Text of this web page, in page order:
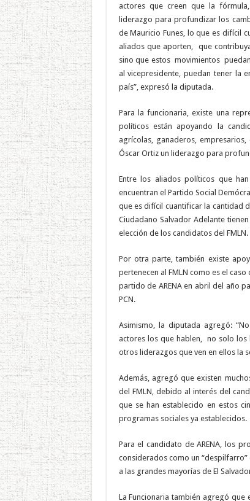
actores que creen que la
liderazgo para profundizar los
de Mauricio Funes, lo que es difícil
aliados que aporten, que
sino que estos movimientos
al vicepresidente, puedan tener la
país”, expresó la diputada.
Para la funcionaria, existe una
políticos están apoyando la
agrícolas, ganaderos,
Óscar Ortiz un liderazgo para
Entre los aliados políticos que
encuentran el Partido Social
que es difícil cuantificar la cantidad
Ciudadano Salvador Adelante
elección de los candidatos del FMLN.
Por otra parte, también existe
pertenecen al FMLN como es el
partido de ARENA en abril del año
PCN.
Asimismo, la diputada agregó:
actores los que hablen, no solo los
otros liderazgos que ven en ellos la
Además, agregó que existen
del FMLN, debido al interés del
que se han establecido en estos
programas sociales ya establecidos.
Para el candidato de ARENA, los
considerados como un
a las grandes mayorías de El
La Funcionaria también agregó que